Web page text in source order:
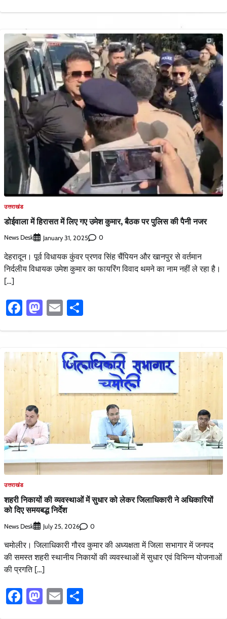
उत्तराखंड
डोईवाला में हिरासत में लिए गए उमेश कुमार, बैठक पर पुलिस की पैनी नजर
News Desk January 31, 2025 0
देहरादून। पूर्व विधायक कुंवर प्रणव सिंह चैंपियन और खानपुर से वर्तमान
निर्दलीय विधायक उमेश कुमार का फायरिंग विवाद थमने का नाम नहीं ले रहा है।
[…]
Facebook
Mastodon
Email
उत्तराखंड
शहरी निकायों की व्यवस्थाओं में सुधार को लेकर जिलाधिकारी ने अधिकारियों
को दिए समयबद्ध निर्देश
News Desk July 25, 2026 0
चमोलीर। जिलाधिकारी गौरव कुमार की अध्यक्षता में जिला सभागार में जनपद
की समस्त शहरी स्थानीय निकायों की व्यवस्थाओं में सुधार एवं विभिन्न योजनाओं
की प्रगति […]
Facebook
Mastodon
Email